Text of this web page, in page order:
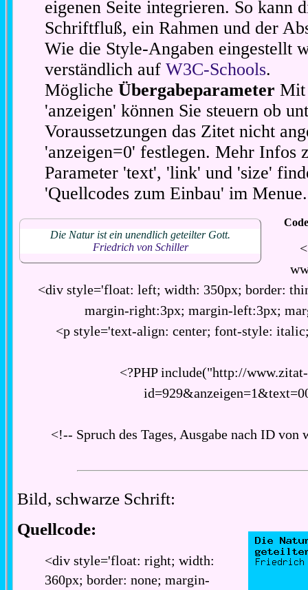
eigenen Seite integrieren. So kann
Schriftfluß, ein Rahmen und der
Wie die Style-Angaben eingestellt
verständlich aufW3C-Schools.
MöglicheÜbergabeparameter Mit
'anzeigen' können Sie steuern ob
Voraussetzungen das Zitet nicht
'anzeigen=0' festlegen. Mehr Infos
Parameter 'text', 'link' und 'size'
'Quellcodes zum Einbau' im Menue.
Die Natur ist ein unendlich geteilter Gott.
Friedrich von Schiller
<div style='float: left; width: 350px; border:
margin-right:3px; margin-left:3px;
<p style='text-align: center; font-style:
<?PHP include("http://
<!-- Spruch des Tages, Ausgabe nach ID
Bild, schwarze Schrift:
Quellcode:
<div style='float: right; width:
360px; border: none; margin-